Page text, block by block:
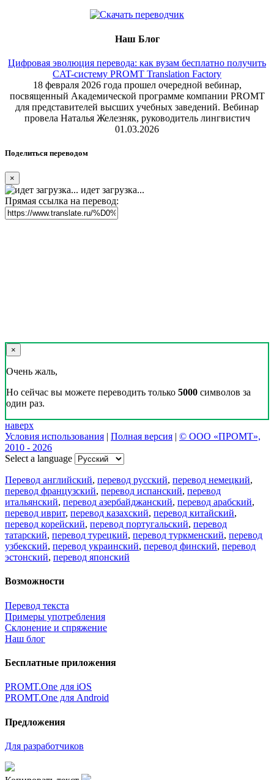
Наш Блог
Цифровая эволюция перевода: как вузам бесплатно получить
CAT-систему PROMT Translation Factory
18 февраля 2026 года прошел очередной вебинар,
посвященный Академической программе компании PROMT
для представителей высших учебных заведений. Вебинар
провела Наталья Железняк, руководитель лингвистич
01.03.2026
Поделиться переводом
×
идет загрузка...
Прямая ссылка на перевод:
×
Очень жаль,
Но сейчас вы можете переводить только 5000 символов за
один раз.
наверх
Условия использования | Полная версия | © ООО «ПРОМТ»,
2010 - 2026
Select a language
Перевод английский, перевод русский, перевод немецкий,
перевод французский, перевод испанский, перевод
итальянский, перевод азербайджанский, перевод арабский,
перевод иврит, перевод казахский, перевод китайский,
перевод корейский, перевод португальский, перевод
татарский, перевод турецкий, перевод туркменский, перевод
узбекский, перевод украинский, перевод финский, перевод
эстонский, перевод японский
Возможности
Перевод текста
Примеры употребления
Склонение и спряжение
Наш блог
Бесплатные приложения
PROMT.One для iOS
PROMT.One для Android
Предложения
Для разработчиков